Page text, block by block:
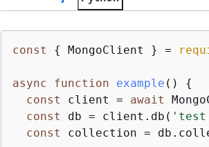
const { MongoClient } =
async function example ( ) {
const
client = await
const
db = client.db(
const
collection =